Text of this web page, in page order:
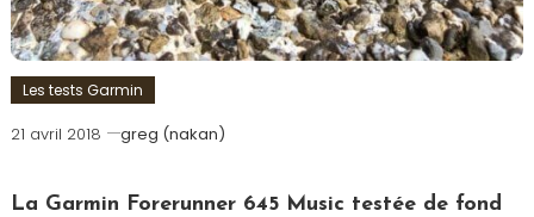
Les tests Garmin
21 avril 2018 greg (nakan)
La Garmin Forerunner 645 Music testée de fond